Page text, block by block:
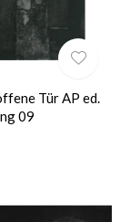
Tür AP ed.
09